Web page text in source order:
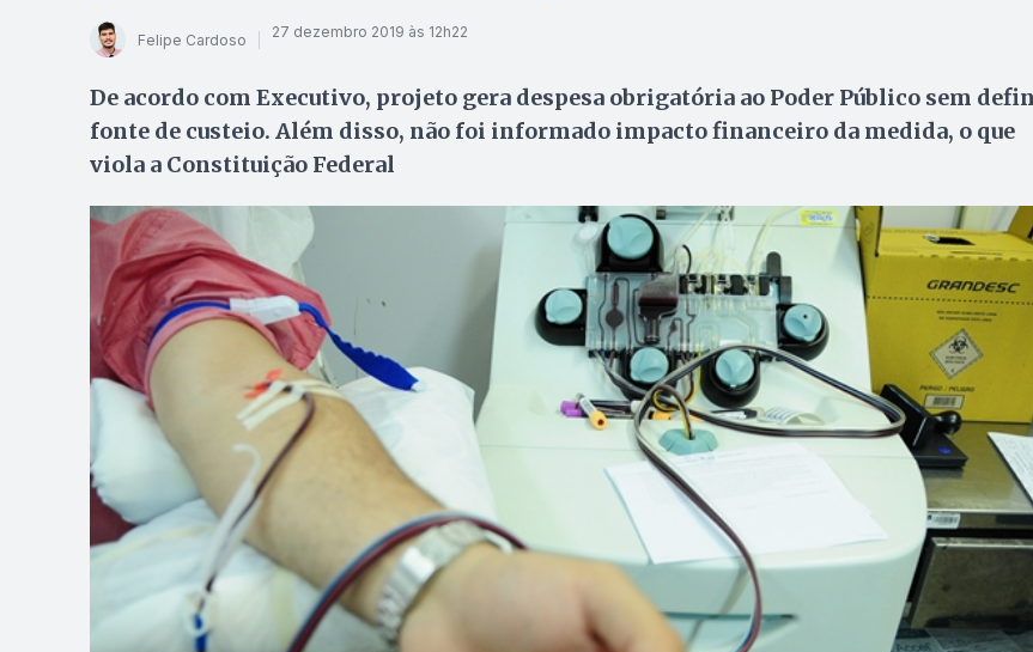
Felipe Cardoso 27 dezembro 2019 às 12h22
De acordo com Executivo, projeto gera despesa obrigatória ao Poder Público sem
fonte de custeio. Além disso, não foi informado impacto financeiro da medida, o que
viola a Constituição Federal